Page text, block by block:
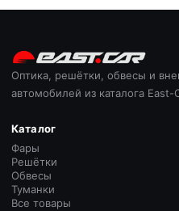
Оптика, решётки, обвесы и
автомобилей из каталога East-
Каталог
Фары
Решётки
Обвесы
Туманки
Все товары